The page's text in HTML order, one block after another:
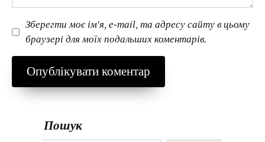
Зберегти моє ім'я, e-mail, та адресу сайту в цьому
браузері для моїх подальших коментарів.
Пошук